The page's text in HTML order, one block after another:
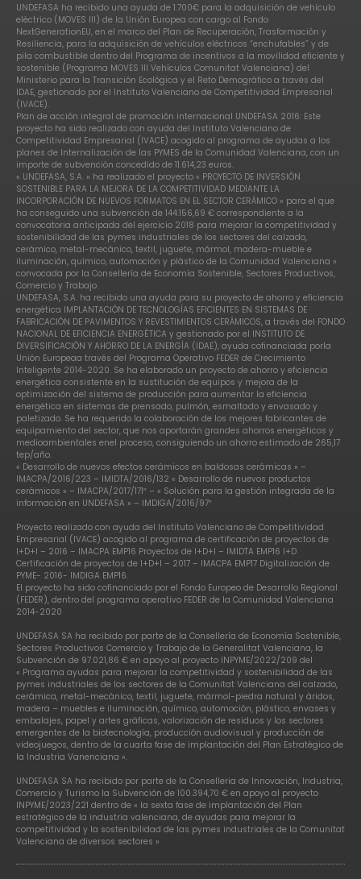
UNDEFASA ha recibido una ayuda de 1.700€ para la adquisición de vehículo
eléctrico (MOVES III) de la Unión Europea con cargo al Fondo
NextGenerationEU, en el marco del Plan de Recuperación, Trasformación y
Resiliencia, para la adquisición de vehículos eléctricos “enchufables” y de
pila combustible dentro del Programa de incentivos a la movilidad eficiente y
sostenible (Programa MOVES III Vehículos Comunitat Valenciana) del
Ministerio para la Transición Ecológica y el Reto Demográfico a través del
IDAE, gestionado por el Instituto Valenciano de Competitividad Empresarial
(IVACE).
Plan de acción integral de promoción internacional UNDEFASA 2016: Este
proyecto ha sido realizado con ayuda del Instituto Valenciano de
Competitividad Empresarial (IVACE) acogido al programa de ayudas a los
planes de Internalización de las PYMES de la Comunidad Valenciana, con un
importe de subvención concedido de 11.614,23 euros.
« UNDEFASA, S.A. » ha realizado el proyecto « PROYECTO DE INVERSIÓN
SOSTENIBLE PARA LA MEJORA DE LA COMPETITIVIDAD MEDIANTE LA
INCORPORACIÓN DE NUEVOS FORMATOS EN EL SECTOR CERÁMICO » para el que
ha conseguido una subvención de 144.156,69 € correspondiente a la
convocatoria anticipada del ejercicio 2018 para mejorar la competitividad y
sostenibilidad de las pymes industriales de los sectores del calzado,
cerámico, metal-mecánico, textil, juguete, mármol, madera-mueble e
iluminación, químico, automoción y plástico de la Comunidad Valenciana »
convocada por la Consellería de Economía Sostenible, Sectores Productivos,
Comercio y Trabajo.
UNDEFASA, S.A. ha recibido una ayuda para su proyecto de ahorro y eficiencia
energética IMPLANTACIÓN DE TECNOLOGÍAS EFICIENTES EN SISTEMAS DE
FABRICACIÓN DE PAVIMENTOS Y REVESTIMIENTOS CERÁMICOS, a través del FONDO
NACIONAL DE EFICIENCIA ENERGÉTICA y gestionado por el INSTITUTO DE
DIVERSIFICACIÓN Y AHORRO DE LA ENERGÍA (IDAE), ayuda cofinanciada porla
Unión Europeaa través del Programa Operativo FEDER de Crecimiento
Inteligente 2014-2020. Se ha elaborado un proyecto de ahorro y eficiencia
energética consistente en la sustitución de equipos y mejora de la
optimización del sistema de producción para aumentar la eficiencia
energética en sistemas de prensado, pulmón, esmaltado y envasado y
paletizado. Se ha requerido la colaboración de los mejores fabricantes de
equipamiento del sector, que nos aportarán grandes ahorros energéticos y
medioambientales enel proceso, consiguiendo un ahorro estimado de 265,17
tep/año.
« Desarrollo de nuevos efectos cerámicos en baldosas cerámicas » –
IMACPA/2016/223 – IMIDTA/2016/132 « Desarrollo de nuevos productos
cerámicos » – IMACPA/2017/171″ – « Solución para la gestión integrada de la
información en UNDEFASA » – IMDIGA/2016/97″
Proyecto realizado con ayuda del Instituto Valenciano de Competitividad
Empresarial (IVACE) acogido al programa de certificación de proyectos de
I+D+I – 2016 – IMACPA EMP16 Proyectos de I+D+I – IMIDTA EMP16 I+D
Certificación de proyectos de I+D+I – 2017 – IMACPA EMP17 Digitalización de
PYME- 2016- IMDIGA EMP16.
El proyecto ha sido cofinanciado por el Fondo Europeo de Desarrollo Regional
(FEDER), dentro del programa operativo FEDER de la Comunidad Valenciana
2014-2020
UNDEFASA SA ha recibido por parte de la Consellería de Economía Sostenible,
Sectores Productivos Comercio y Trabajo de la Generalitat Valenciana, la
Subvención de 97.021,86 € en apoyo al proyecto INPYME/2022/209 del
« Programa ayudas para mejorar la competitividad y sostenibilidad de las
pymes industriales de los sectores de la Comunitat Valenciana del calzado,
cerámica, metal-mecánico, textil, juguete, mármol-piedra natural y áridos,
madera – muebles e iluminación, químico, automoción, plástico, envases y
embalajes, papel y artes gráficas, valorización de residuos y los sectores
emergentes de la biotecnología, producción audiovisual y producción de
videojuegos, dentro de la cuarta fase de implantación del Plan Estratégico de
la Industria Vanenciana ».
UNDEFASA SA ha recibido por parte de la Conselleria de Innovación, Industria,
Comercio y Turismo la Subvención de 100.394,70 € en apoyo al proyecto
INPYME/2023/221 dentro de « la sexta fase de implantación del Plan
estratégico de la industria valenciana, de ayudas para mejorar la
competitividad y la sostenibilidad de las pymes industriales de la Comunitat
Valenciana de diversos sectores »